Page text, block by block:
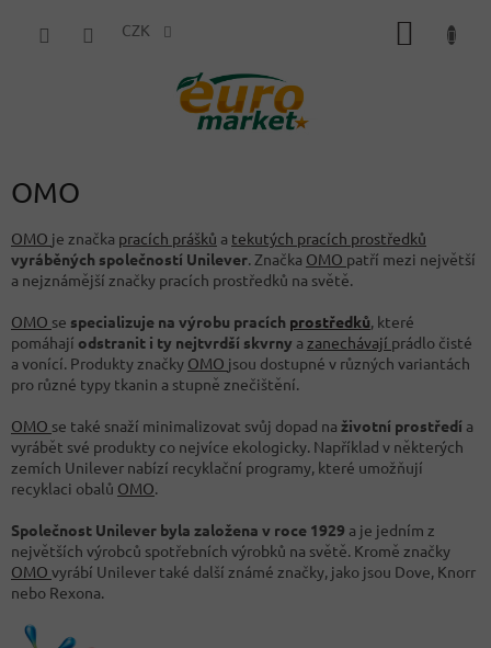
CZK
OMO
OMO je značka pracích prášků a tekutých pracích prostředků
vyráběných společností Unilever. Značka OMO patří mezi největší
a nejznámější značky pracích prostředků na světě.
OMO se specializuje na výrobu pracích prostředků, které
pomáhají odstranit i ty nejtvrdší skvrny a zanechávají prádlo čisté
a vonící. Produkty značky OMO jsou dostupné v různých variantách
pro různé typy tkanin a stupně znečištění.
OMO se také snaží minimalizovat svůj dopad na životní prostředí a
vyrábět své produkty co nejvíce ekologicky. Například v některých
zemích Unilever nabízí recyklační programy, které umožňují
recyklaci obalů OMO.
Společnost Unilever byla založena v roce 1929 a je jedním z
největších výrobců spotřebních výrobků na světě. Kromě značky
OMO vyrábí Unilever také další známé značky, jako jsou Dove, Knorr
nebo Rexona.